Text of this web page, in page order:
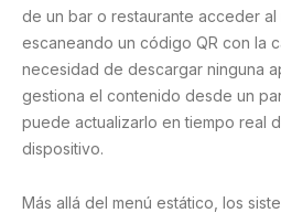
de un bar o restaurante acceder al
escaneando un código QR con la
necesidad de descargar ninguna
gestiona el contenido desde un
puede actualizarlo en tiempo real
dispositivo.
Más allá del menú estático, los